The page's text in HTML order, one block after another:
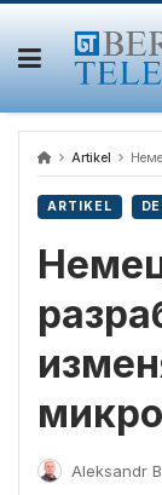
Skip
content
Artikel
ARTIKEL
Aleksandr